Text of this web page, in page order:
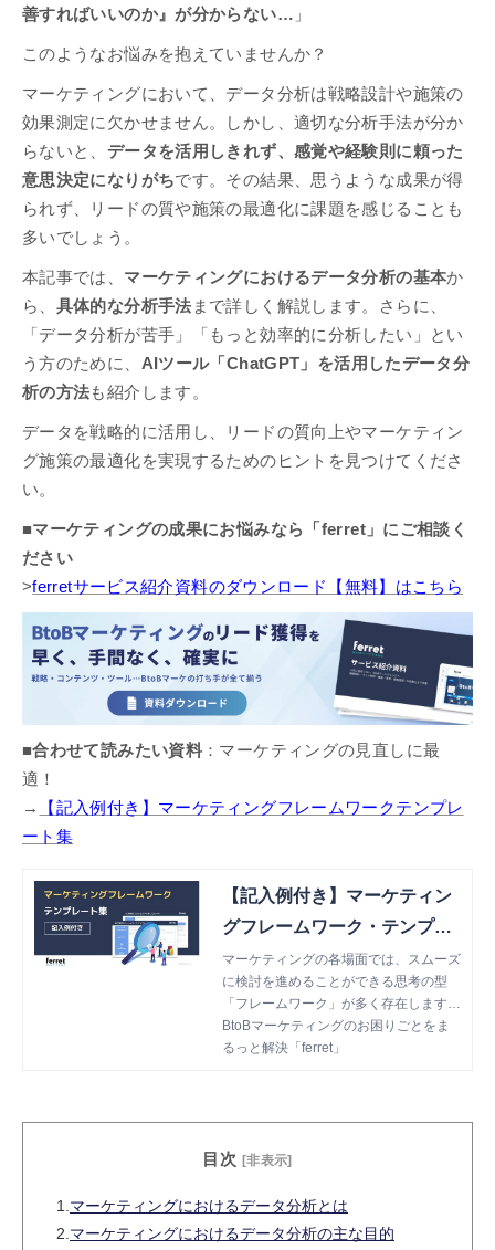
善すればいいのか』が分からない… 」
このようなお悩みを抱えていませんか？
マーケティングにおいて、データ分析は戦略設計や施策の
効果測定に欠かせません。しかし、適切な分析手法が分か
らないと、 データを活用しきれず、感覚や経験則に頼った
意思決定になりがちです。その結果、思うような成果が得
られず、リードの質や施策の最適化に課題を感じることも
多いでしょう。
本記事では、 マーケティングにおけるデータ分析の基本か
ら、 具体的な分析手法 まで詳しく解説します。さらに、
「データ分析が苦手」「もっと効率的に分析したい」とい
う方のために、 AIツール「ChatGPT」を活用したデータ分
析の方法も紹介します。
データを戦略的に活用し、リードの質向上やマーケティン
グ施策の最適化を実現するためのヒントを見つけてくださ
い。
■マーケティングの成果にお悩みなら「ferret」にご相談く
ださい
>ferretサービス紹介資料のダウンロード【無料】はこちら
■合わせて読みたい資料 ：マーケティングの見直しに最
適！
→
【記入例付き】マーケティングフレームワークテンプレ
ート集
【記入例付き】マーケティン
グフレームワーク・テンプレ
ート集
マーケティングの各場面では、スムーズ
に検討を進めることができる思考の型
「フレームワーク」が多く存在します。
しかし、種類が豊富で、どのフレームワ
ークをどのように活用すればいいか悩ん
添付しました。
BtoBマーケティングのお困りごとをま
るっと解決「ferret」
目次 [非表示]
1. マーケティングにおけるデータ分析とは
2. マーケティングにおけるデータ分析の主な目的